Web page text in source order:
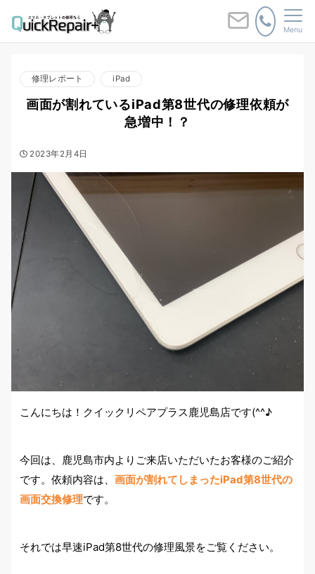
Menu
修理レポート iPad
画面が割れているiPad第8世代の修理依頼が
急増中！？
2023年2月4日
こんにちは！クイックリペアプラス鹿児島店です(^^♪
今回は、鹿児島市内よりご来店いただいたお客様のご紹介
です。依頼内容は、 画面が割れてしまったiPad第8世代の
画面交換修理です。
それでは早速iPad第8世代の修理風景をご覧ください。